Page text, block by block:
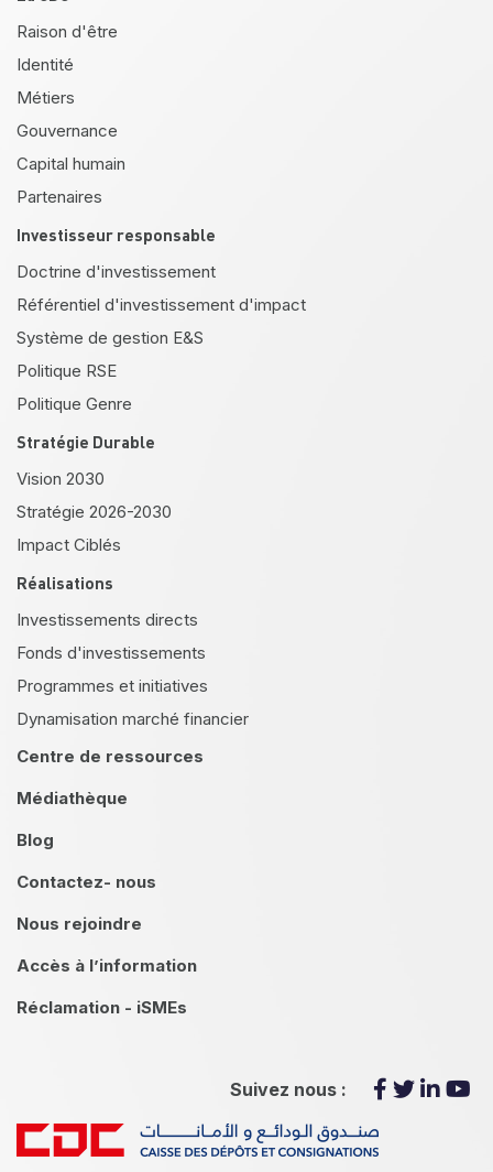
Raison d'être
Identité
Métiers
Gouvernance
Capital humain
Partenaires
Investisseur responsable
Doctrine d'investissement
Référentiel d'investissement d'impact
Système de gestion E&S
Politique RSE
Politique Genre
Stratégie Durable
Vision 2030
Stratégie 2026-2030
Impact Ciblés
Réalisations
Investissements directs
Fonds d'investissements
Programmes et initiatives
Dynamisation marché financier
Centre de ressources
Médiathèque
Blog
Contactez- nous
Nous rejoindre
Accès à l’information
Réclamation - iSMEs
Suivez nous :